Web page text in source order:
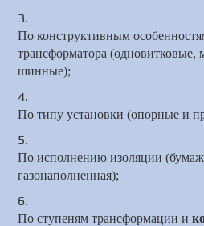
По конструктивным
трансформатора (одновитковые,
шинные);
По типу установки (опорные и
По исполнению изоляции
газонаполненная);
По ступеням трансформации и